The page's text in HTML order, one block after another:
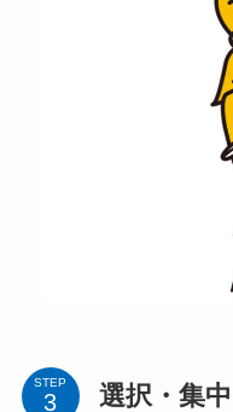
STEP 選択・集中